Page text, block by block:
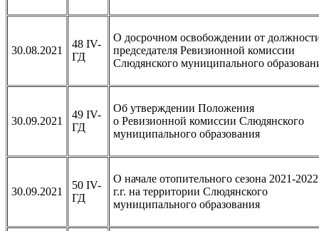
30.08.2021
48 IV-
ГД
О досрочном освобождении от
председателя Ревизионной комиссии
Слюдянского муниципального
30.09.2021
49 IV-
ГД
Об утверждении Положения
о Ревизионной комиссии Слюдянского
муниципального образования
30.09.2021
50 IV-
ГД
О начале отопительного сезона 2021-2022
г.г. на территории Слюдянского
муниципального образования